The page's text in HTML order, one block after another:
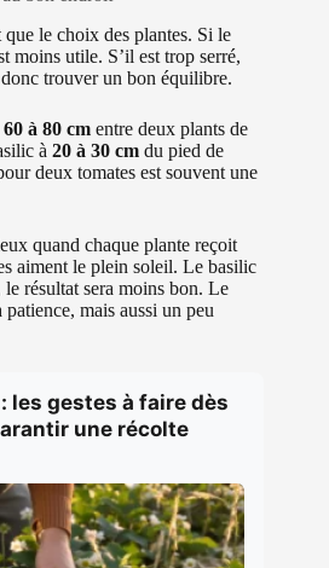
le choix des plantes. Si le
moins utile. S’il est trop serré,
trouver un bon équilibre.
60 à 80 cm entre deux plants de
à 20 à 30 cm du pied de
deux tomates est souvent une
quand chaque plante reçoit
aiment le plein soleil. Le basilic
résultat sera moins bon. Le
mais aussi un peu
les gestes à faire dès
une récolte